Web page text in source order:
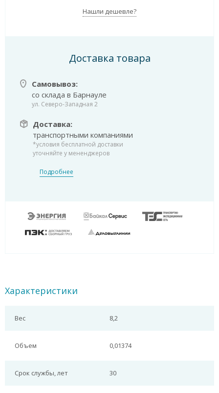
Нашли дешевле?
Доставка товара
Самовывоз:
со склада в Барнауле
ул. Северо-Западная 2
Доставка:
транспортными компаниями
*условия бесплатной доставки
уточняйте у мененджеров
Подробнее
Характеристики
Вес 8,2
Объем 0,01374
Срок службы, лет 30